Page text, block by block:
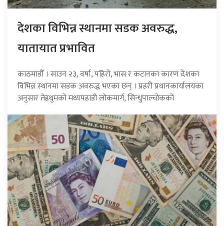
देशका विभिन्न स्थानमा सडक अवरुद्ध,
यातायात प्रभावित
काठमाडौँ । साउन २३, वर्षा, पहिरो, भास र कटानका कारण देशका
विभिन्न स्थानमा सडक अवरुद्ध भएका छन् । प्रहरी प्रधानकार्यालयका
अनुसार तेह्रथुमको मध्यपहाडी लोकमार्ग, सिन्धुपाल्चोकको